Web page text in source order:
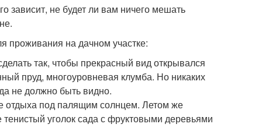
зависит, не будет ли вам ничего мешать
проживания на дачном участке:
так, чтобы прекрасный вид открывался
пруд, многоуровневая клумба. Но никаких
не должно быть видно.
отдыха под палящим солнцем. Летом же
уголок сада с фруктовыми деревьями